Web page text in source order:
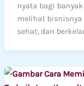
nyata bagi
melihat bisnisnya
sehat, dan